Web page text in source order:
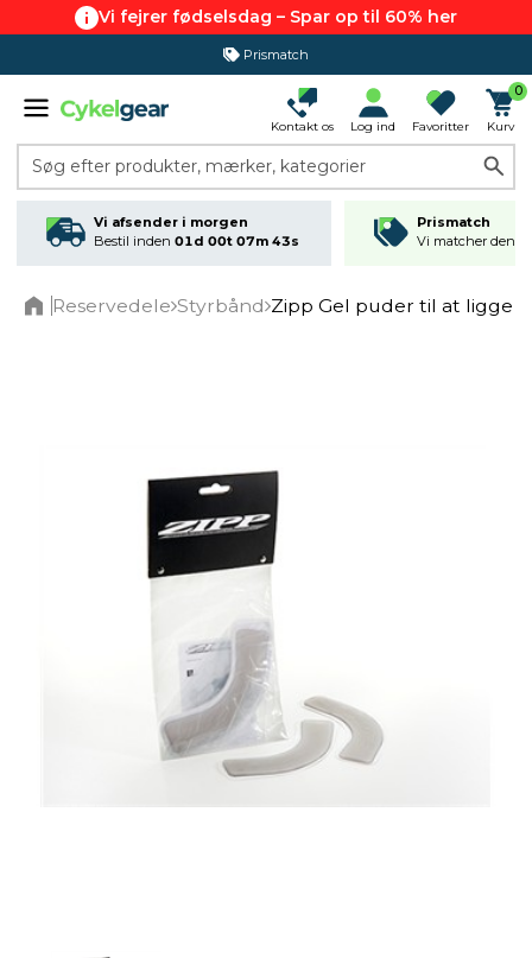
Vi fejrer fødselsdag – Spar op til 60% her
Prismatch
Kontakt os Log ind Favoritter
0
Kurv
Søg efter produkter, mærker, kategorier
Vi afsender i morgen
Bestil inden 01d 00t 07m 43s
Prismatch
Vi matcher den
Reservedele Styrbånd Zipp Gel puder til at ligge